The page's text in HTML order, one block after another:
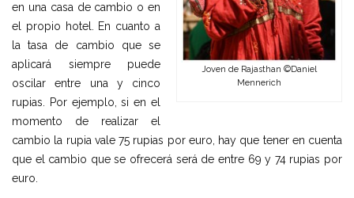
Joven de Rajasthan ©Daniel
Mennerich
en una casa de cambio o en
el propio hotel. En cuanto a
la tasa de cambio que se
aplicará siempre puede
oscilar entre una y cinco
rupias. Por ejemplo, si en el
momento de realizar el
cambio la rupia vale 75 rupias por euro, hay que tener en cuenta
que el cambio que se ofrecerá será de entre 69 y 74 rupias por
euro.